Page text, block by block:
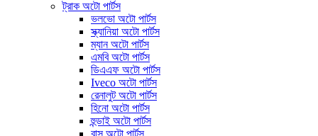
ট্রাক অটো পার্টস
ভলভো অটো পার্টস
স্ক্যানিয়া অটো পার্টস
ম্যান অটো পার্টস
এমবি অটো পার্টস
ডিএএফ অটো পার্টস
Iveco অটো পার্টস
রেনালুট অটো পার্টস
হিনো অটো পার্টস
হুন্ডাই অটো পার্টস
বাস অটো পার্টস